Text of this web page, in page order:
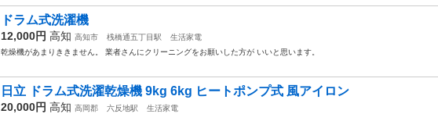
ドラム式洗濯機
12,000円 高知 高知市 桟橋通五丁目駅
生活家電
乾燥機があまりききません。 業者さんにクリーニングをお願いした方が いいと思います。
日立 ドラム式洗濯乾燥機 9kg 6kg ヒートポンプ式 風アイロン
20,000円 高知 高岡郡 六反地駅
生活家電